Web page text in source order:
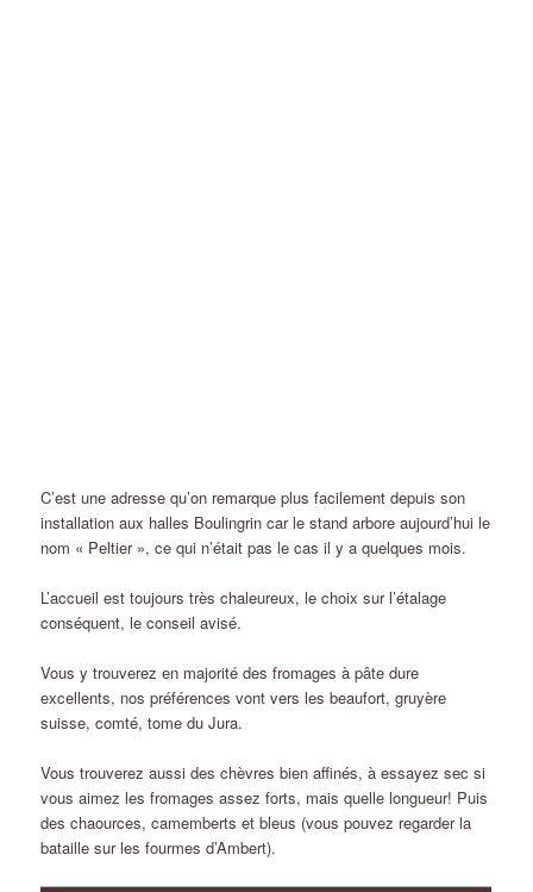
C’est une adresse qu’on remarque plus facilement depuis son
installation aux halles Boulingrin car le stand arbore aujourd’hui le
nom « Peltier », ce qui n’était pas le cas il y a quelques mois.
L’accueil est toujours très chaleureux, le choix sur l’étalage
conséquent, le conseil avisé.
Vous y trouverez en majorité des fromages à pâte dure
excellents, nos préférences vont vers les beaufort, gruyère
suisse, comté, tome du Jura.
Vous trouverez aussi des chèvres bien affinés, à essayez sec si
vous aimez les fromages assez forts, mais quelle longueur! Puis
des chaources, camemberts et bleus (vous pouvez regarder la
bataille sur les fourmes d’Ambert).